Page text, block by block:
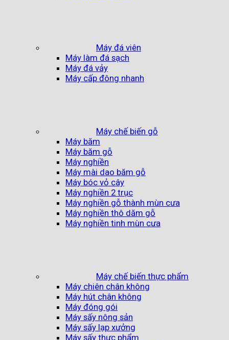
Máy đá viên
Máy làm đá sạch
Máy đá vảy
Máy cấp đông nhanh
Máy chế biến gỗ
Máy băm
Máy băm gỗ
Máy nghiền
Máy mài dao băm gỗ
Máy bóc vỏ cây
Máy nghiền 2 trục
Máy nghiền gỗ thành mùn cưa
Máy nghiền thô dăm gỗ
Máy nghiền tinh mùn cưa
Máy chế biến thực phẩm
Máy chiên chân không
Máy hút chân không
Máy đóng gói
Máy sấy nông sản
Máy sấy lạp xưởng
Máy sấy thực phẩm